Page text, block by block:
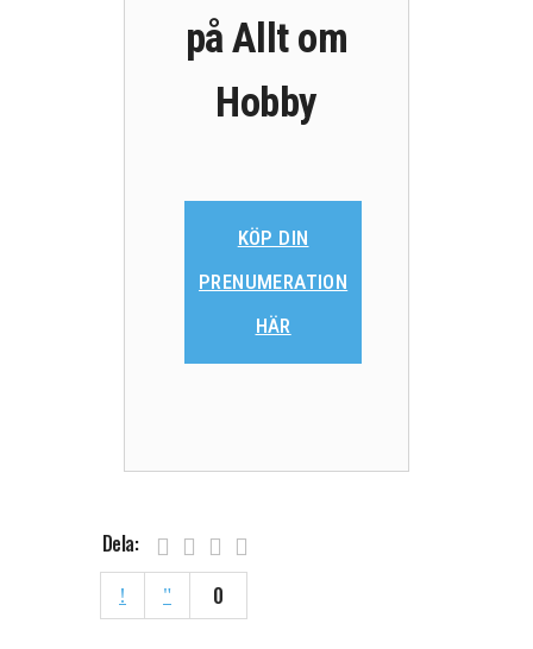
på Allt om
Hobby
KÖP DIN
PRENUMERATION
HÄR
Dela:
0